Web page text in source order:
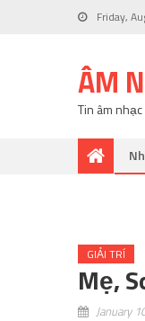
Friday,
ÂM
Tin âm
GIẢI TRÍ
Mẹ,
January